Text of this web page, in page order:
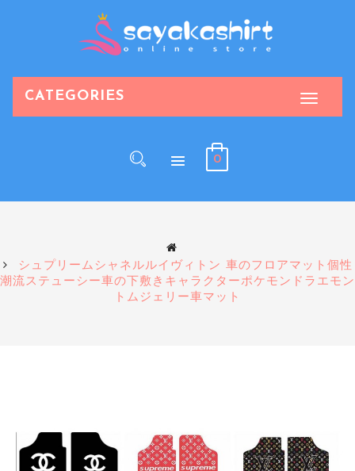
CATEGORIES
0
シュプリームシャネルルイヴィトン 車のフロアマット個性
潮流ステューシー車の下敷きキャラクターポケモンドラエモン
トムジェリー車マット